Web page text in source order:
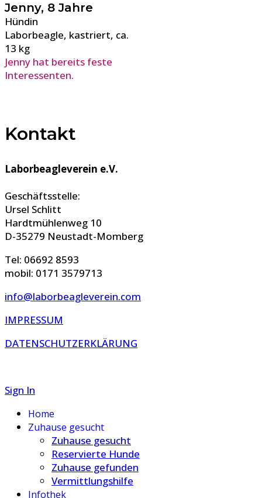
Jenny, 8 Jahre
Hündin
Laborbeagle, kastriert, ca.
13 kg
Jenny hat bereits feste
Interessenten.
Kontakt
Laborbeagleverein e.V.
Geschäftsstelle:
Ursel Schlitt
Hardtmühlenweg 10
D-35279 Neustadt-Momberg
Tel: 06692 8593
mobil: 0171 3579713
info@laborbeagleverein.com
IMPRESSUM
DATENSCHUTZERKLÄRUNG
Sign In
Home
Zuhause gesucht
Zuhause gesucht
Reservierte Hunde
Zuhause gefunden
Vermittlungshilfe
Infothek